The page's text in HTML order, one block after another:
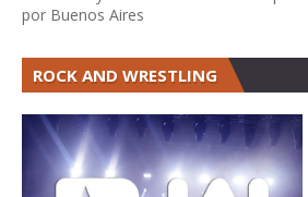
por Buenos Aires
ROCK AND WRESTLING